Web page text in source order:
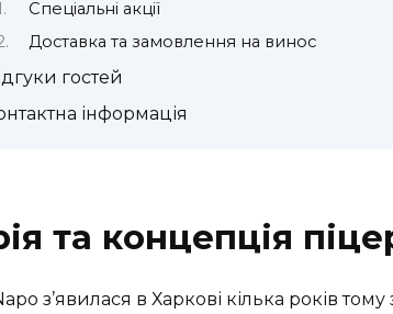
Спеціальні акції
Доставка та замовлення на винос
гостей
інформація
та концепція
з’явилася в Харкові кілька років